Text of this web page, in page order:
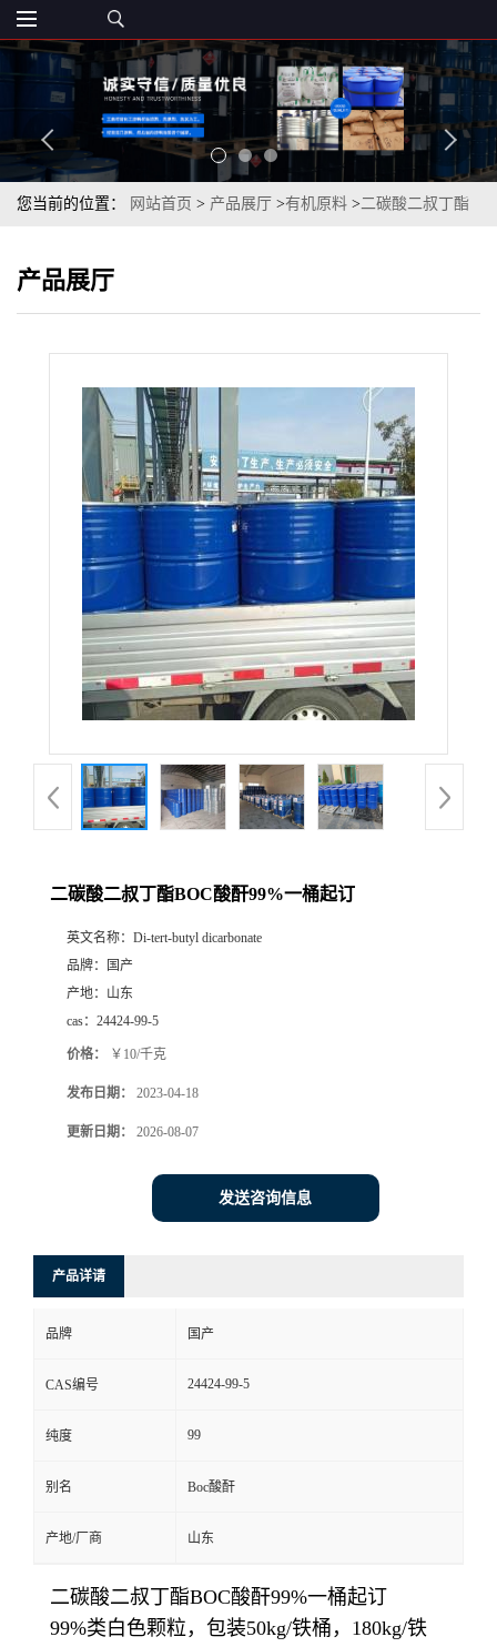
您当前的位置： 网站首页 > 产品展厅 >有机原料 >二碳酸二叔丁酯
产品展厅
二碳酸二叔丁酯BOC酸酐99%一桶起订
英文名称： Di-tert-butyl dicarbonate
品牌：
国产
产地： 山东
cas： 24424-99-5
价格： ￥10/千克
发布日期： 2023-04-18
更新日期： 2026-08-07
发送咨询信息
产品详请
品牌 国产
CAS编号 24424-99-5
纯度 99
别名 Boc酸酐
产地/厂商 山东
二碳酸二叔丁酯BOC酸酐99%一桶起订
99%类白色颗粒，包装50kg/铁桶，180kg/铁